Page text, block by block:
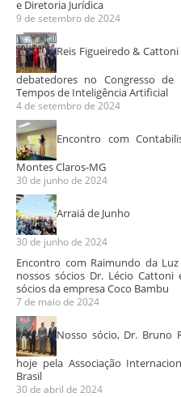
e Diretoria Jurídica
9 de setembro de 2024
Reis Figueiredo &
debatedores no Congresso
Tempos de Inteligência Artificial
4 de setembro de 2024
Encontro com
Montes Claros-MG
30 de junho de 2024
Arraiá de Junho
30 de junho de 2024
Encontro com Raimundo da
nossos sócios Dr. Lécio
sócios da empresa Coco Bambu
7 de maio de 2024
Nosso sócio, Dr. Bruno
hoje pela Associação
Brasil
30 de abril de 2024